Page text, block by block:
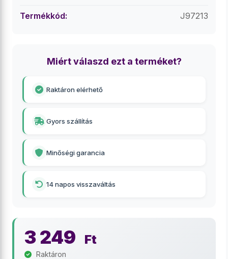
Termékkód: J97213
Miért válaszd ezt a terméket?
Raktáron elérhető
Gyors szállítás
Minőségi garancia
14 napos visszaváltás
3 249 Ft
Raktáron